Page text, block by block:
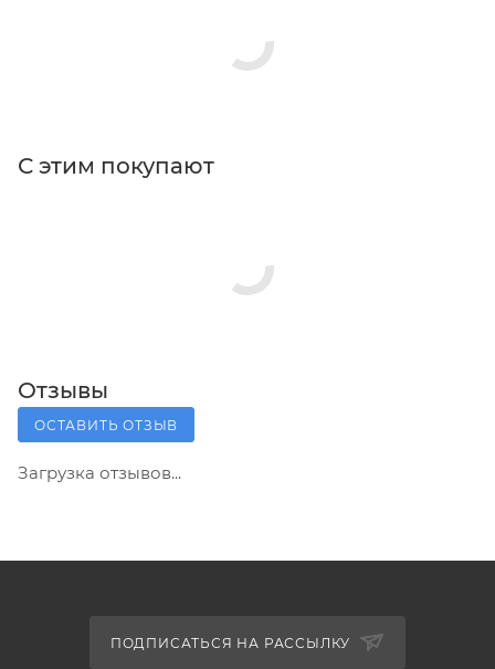
С этим покупают
Отзывы
ОСТАВИТЬ ОТЗЫВ
Загрузка отзывов...
ПОДПИСАТЬСЯ НА РАССЫЛКУ